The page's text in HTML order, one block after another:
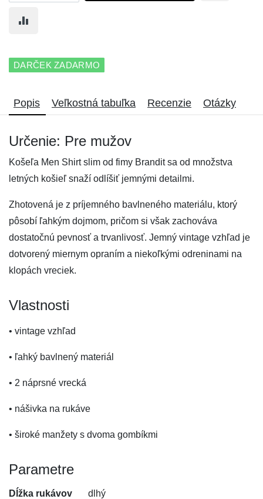
DARČEK ZADARMO
Popis Veľkostná tabuľka Recenzie Otázky
Určenie: Pre mužov
Košeľa Men Shirt slim od fimy Brandit sa od množstva
letných košieľ snaží odlíšiť jemnými detailmi.
Zhotovená je z príjemného bavlneného materiálu, ktorý
pôsobí ľahkým dojmom, pričom si však zachováva
dostatočnú pevnosť a trvanlivosť. Jemný vintage vzhľad je
dotvorený miernym opraním a niekoľkými odreninami na
klopách vreciek.
Vlastnosti
• vintage vzhľad
• ľahký bavlnený materiál
• 2 náprsné vrecká
• nášivka na rukáve
• široké manžety s dvoma gombíkmi
Parametre
Dĺžka rukávov dlhý